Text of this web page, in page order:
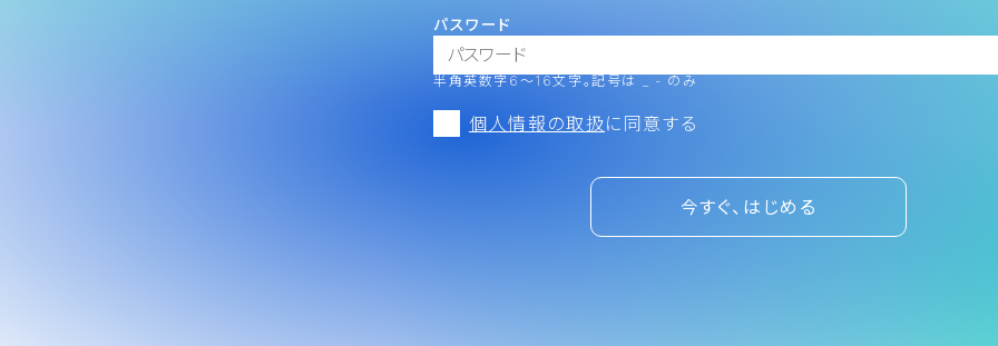
パスワード
半角英数字6～16文字。記号は _ - のみ
個人情報の取扱に同意する
今すぐ、はじめる